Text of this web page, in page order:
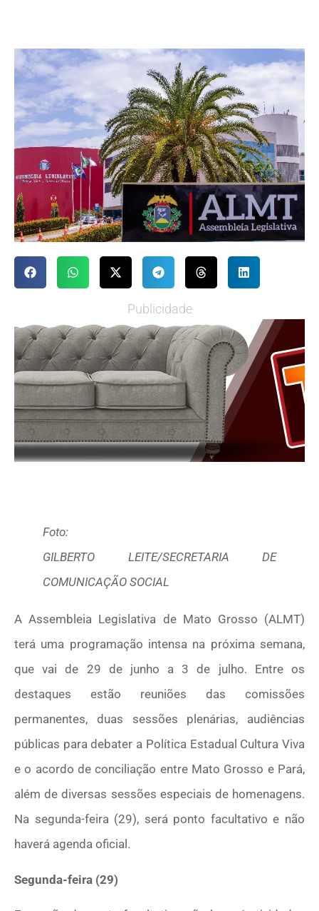
Publicidade
Foto:
GILBERTO LEITE/SECRETARIA DE
COMUNICAÇÃO SOCIAL
A Assembleia Legislativa de Mato Grosso (ALMT)
terá uma programação intensa na próxima semana,
que vai de 29 de junho a 3 de julho. Entre os
destaques estão reuniões das comissões
permanentes, duas sessões plenárias, audiências
públicas para debater a Política Estadual Cultura Viva
e o acordo de conciliação entre Mato Grosso e Pará,
além de diversas sessões especiais de homenagens.
Na segunda-feira (29), será ponto facultativo e não
haverá agenda oficial.
Segunda-feira (29)